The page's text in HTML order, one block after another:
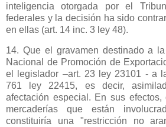
inteligencia otorgada por el
federales y la decisión ha sido
en ellas (art. 14 inc. 3 ley 48).
14. Que el gravamen destinado a
Nacional de Promoción de
el legislador –art. 23 ley 23101 - a
761 ley 22415, es decir,
afectación especial. En sus
mercaderías que están
constituiría una "restricción no